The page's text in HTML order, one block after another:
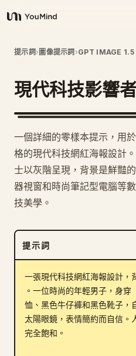
YouMind
概覽
使用案例
提示詞
定價
下載
部落格
更新
提示詞› 圖像提示詞 ›GPT IMAGE 1.5
現代科技影響
一個詳細的零樣本提示，用
格的現代科技網紅海報設計
士以灰階呈現，背景是鮮豔
器視窗和時尚筆記型電腦等
技美學。
提示詞
一張現代科技網紅海報設計，
。一位時尚的年輕男子，身穿
恤、黑色牛仔褲和黑色靴子，
太陽眼鏡，表情簡約而自信。
完全飽和。